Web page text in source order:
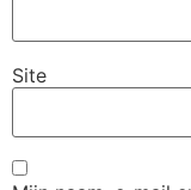
Site